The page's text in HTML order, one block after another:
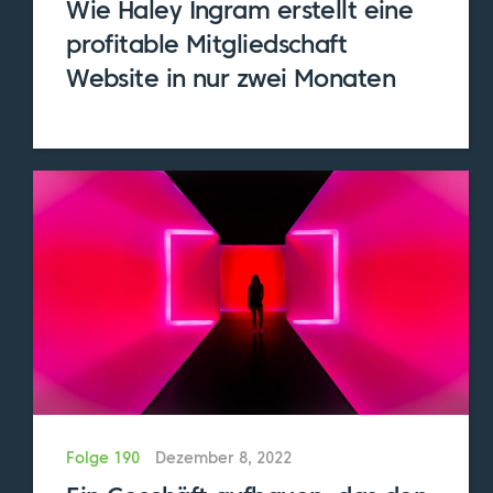
Hallo Robbie, willkommen in der
Sendung.
Eric:
Ich freue mich sehr auf das Gespräch
mit Ihnen, denn Sie sind Robbie Kellman
Baxter. Sie haben das Buch "Membership
Economy" geschrieben. Sie haben eine sehr
wichtige Rolle in dem Bereich gespielt, in
dem ich jetzt seit etwa 10 Jahren arbeite. Ich
habe die Membership Economy wirklich
genossen. Ich schätze Ihren Schreibstil sehr.
mit Ihnen führen, und das ist schön. Ich
Wie Haley Ingram erstellt eine
profitable Mitgliedschaft
Website in nur zwei Monaten
Folge 190 Dezember 8, 2022